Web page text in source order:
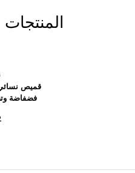
قميص
فضفاضة